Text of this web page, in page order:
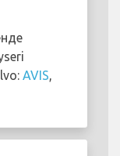
AVIS